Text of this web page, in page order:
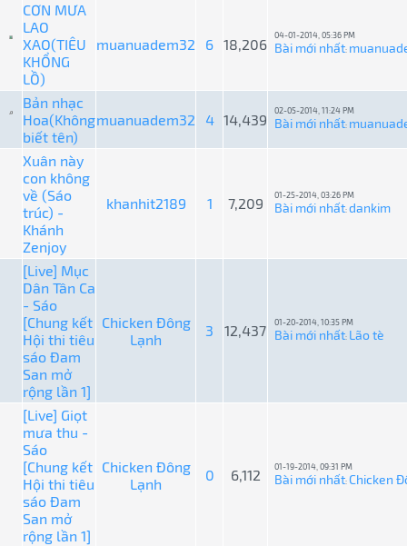
CƠN MƯA
LAO
XAO(TIÊU
KHỔNG
LỒ)
muanuadem32 6 18,206
04-01-2014, 05:36 PM
Bài mới nhất:
Bản nhạc
Hoa(Không
biết tên)
muanuadem32 4 14,439
02-05-2014, 11:24 PM
Bài mới nhất:
Xuân này
con không
về (Sáo
trúc) -
Khánh
Zenjoy
khanhit2189 1 7,209 01-25-2014, 03:26 PM
Bài mới nhất:dankim
[Live] Mục
Dân Tân Ca
- Sáo
[Chung kết
Hội thi tiêu
sáo Đam
San mở
rộng lần 1]
Chicken Đông
Lạnh
3 12,437 01-20-2014, 10:35 PM
Bài mới nhất: Lão tè
[Live] Giọt
mưa thu -
Sáo
[Chung kết
Hội thi tiêu
sáo Đam
San mở
rộng lần 1]
Chicken Đông
Lạnh
0 6,112 01-19-2014, 09:31 PM
Bài mới nhất:Chicken